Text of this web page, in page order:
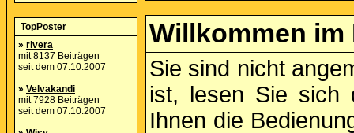
TopPoster
» rivera
mit 8137 Beiträgen
seit dem 07.10.2007
» Velvakandi
mit 7928 Beiträgen
seit dem 07.10.2007
Willkommen im
Sie sind nicht
ist, lesen Sie
Ihnen die